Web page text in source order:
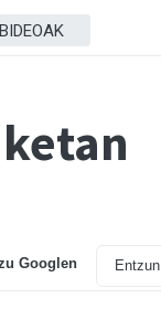
BIDEOAK
Googlen Entzun